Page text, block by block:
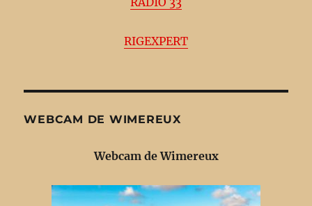
RIGEXPERT
WEBCAM DE WIMEREUX
Webcam de Wimereux